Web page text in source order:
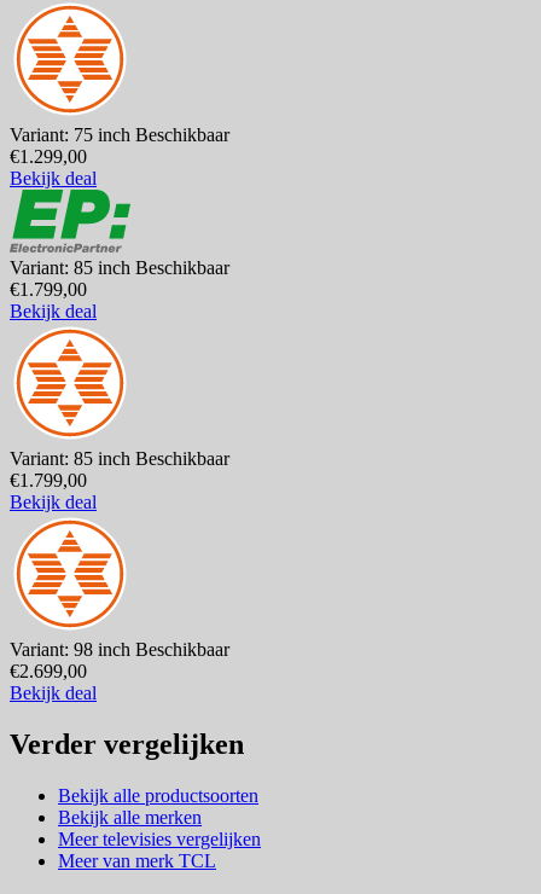
Variant: 75 inch Beschikbaar
€1.299,00
Bekijk deal
Variant: 85 inch Beschikbaar
€1.799,00
Bekijk deal
Variant: 85 inch Beschikbaar
€1.799,00
Bekijk deal
Variant: 98 inch Beschikbaar
€2.699,00
Bekijk deal
Verder vergelijken
Bekijk alle productsoorten
Bekijk alle merken
Meer televisies vergelijken
Meer van merk TCL